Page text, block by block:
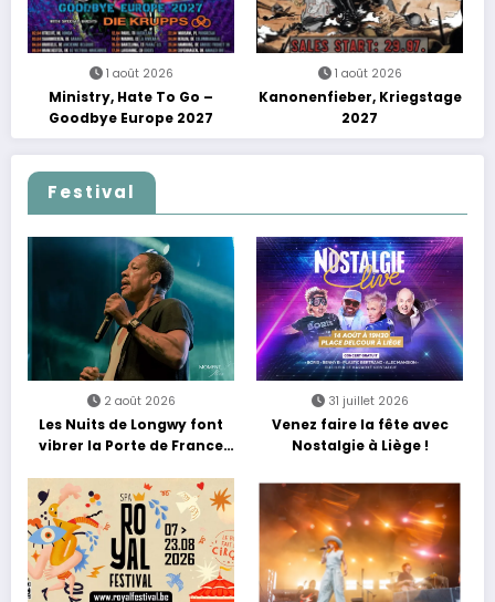
1 août 2026
Ministry, Hate To Go –
Goodbye Europe 2027
1 août 2026
Kanonenfieber, Kriegstage
2027
Festival
2 août 2026
Les Nuits de Longwy font
vibrer la Porte de France
découvertes et énergie
reggae
31 juillet 2026
Venez faire la fête avec
Nostalgie à Liège !